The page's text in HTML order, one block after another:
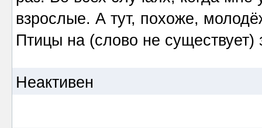
взрослые. А тут, похоже,
Птицы на (слово не существует)
Неактивен